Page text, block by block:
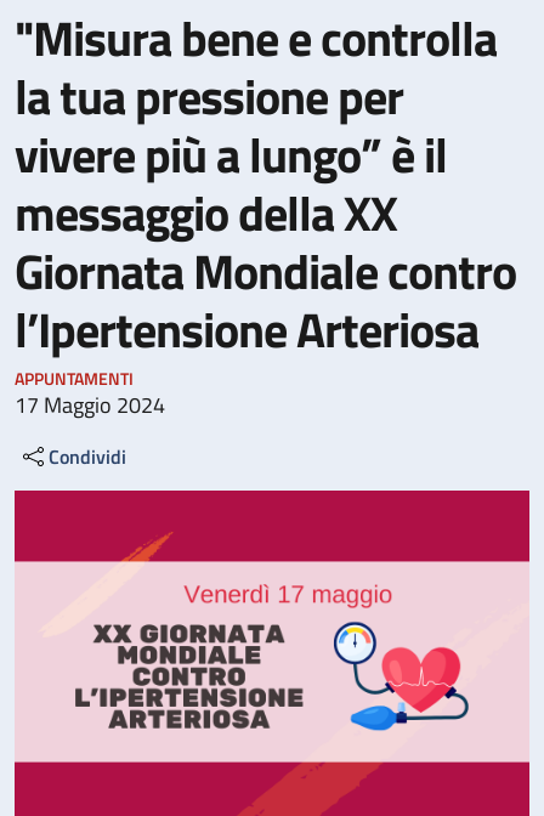
"Misura bene e controlla
la tua pressione per
vivere più a lungo” è il
messaggio della XX
Giornata Mondiale contro
l’Ipertensione Arteriosa
APPUNTAMENTI
17 Maggio 2024
Condividi